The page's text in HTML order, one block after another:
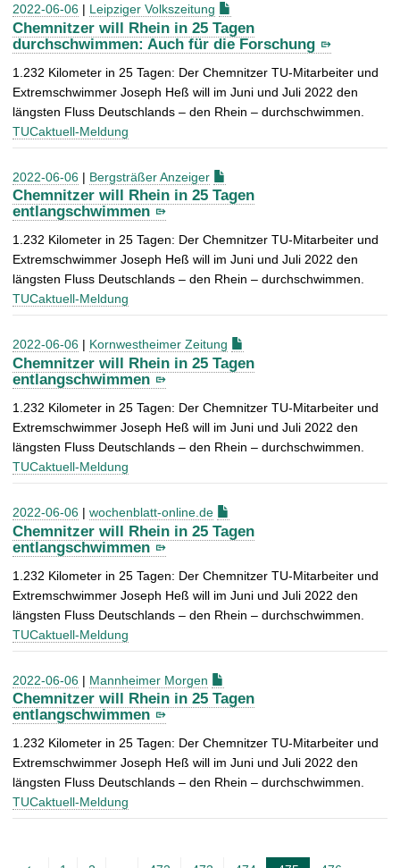
2022-06-06 | Leipziger Volkszeitung
Chemnitzer will Rhein in 25 Tagen
durchschwimmen: Auch für die Forschung
1.232 Kilometer in 25 Tagen: Der Chemnitzer TU-Mitarbeiter und
Extremschwimmer Joseph Heß will im Juni und Juli 2022 den
längsten Fluss Deutschlands – den Rhein – durchschwimmen.
TUCaktuell-Meldung
2022-06-06 | Bergsträßer Anzeiger
Chemnitzer will Rhein in 25 Tagen
entlangschwimmen
1.232 Kilometer in 25 Tagen: Der Chemnitzer TU-Mitarbeiter und
Extremschwimmer Joseph Heß will im Juni und Juli 2022 den
längsten Fluss Deutschlands – den Rhein – durchschwimmen.
TUCaktuell-Meldung
2022-06-06 | Kornwestheimer Zeitung
Chemnitzer will Rhein in 25 Tagen
entlangschwimmen
1.232 Kilometer in 25 Tagen: Der Chemnitzer TU-Mitarbeiter und
Extremschwimmer Joseph Heß will im Juni und Juli 2022 den
längsten Fluss Deutschlands – den Rhein – durchschwimmen.
TUCaktuell-Meldung
2022-06-06 | wochenblatt-online.de
Chemnitzer will Rhein in 25 Tagen
entlangschwimmen
1.232 Kilometer in 25 Tagen: Der Chemnitzer TU-Mitarbeiter und
Extremschwimmer Joseph Heß will im Juni und Juli 2022 den
längsten Fluss Deutschlands – den Rhein – durchschwimmen.
TUCaktuell-Meldung
2022-06-06 | Mannheimer Morgen
Chemnitzer will Rhein in 25 Tagen
entlangschwimmen
1.232 Kilometer in 25 Tagen: Der Chemnitzer TU-Mitarbeiter und
Extremschwimmer Joseph Heß will im Juni und Juli 2022 den
längsten Fluss Deutschlands – den Rhein – durchschwimmen.
TUCaktuell-Meldung